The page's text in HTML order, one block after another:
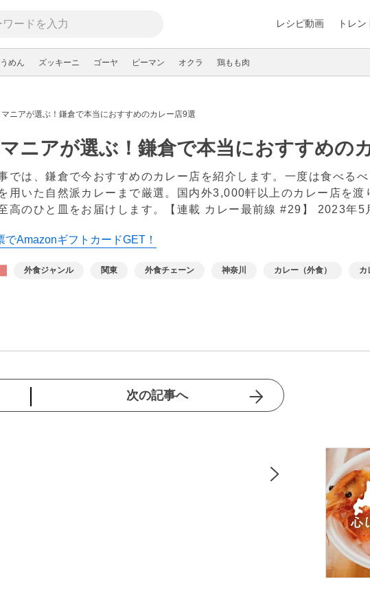
レシピ動画 トレン
めん ズッキーニ ゴーヤ ピーマン オクラ 鶏もも肉
ニアが選ぶ！鎌倉で本当におすすめのカレー店9選
ニアが選ぶ！鎌倉で本当におすすめの
では、鎌倉で今おすすめのカレー店を紹介します。一度は食べる
用いた自然派カレーまで厳選。国内外3,000軒以上のカレー店を渡
高のひと皿をお届けします。【連載 カレー最前線 #29】 2023年5
でAmazonギフトカードGET！
外食ジャンル 関東 外食チェーン 神奈川 カレー（外食） カ
次の記事へ